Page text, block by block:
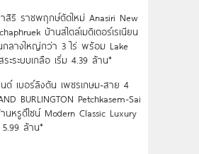
ริ ราชพฤกษ์ตัดใหม่ Anasiri New
บ้านสไตล์เมดิเตอร์เรเนียน
ลางใหญ่กว่า 3 ไร่ พร้อม Lake
ระระบบเกลือ เริ่ม 4.39 ล้าน*
ด์ เบอร์ลิงตัน เพชรเกษม-สาย 4
BURLINGTON Petchkasem-Sai
นหรูดีไซน์ Modern Classic Luxury
5.99 ล้าน*